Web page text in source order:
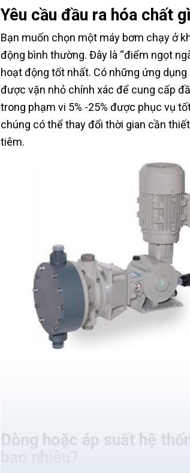
Yêu cầu đầu ra hóa chất
Bạn muốn chọn một máy bơm chạy ở
động bình thường. Đây là “điểm ngọt
hoạt động tốt nhất. Có những ứng
được vặn nhỏ chính xác để cung cấp
trong phạm vi 5% -25% được phục vụ
chúng có thể thay đổi thời gian cần
tiêm.
Dòng hoặc áp suất hệ